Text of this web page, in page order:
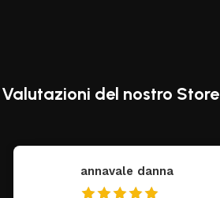
Valutazioni del nostro Store
federica